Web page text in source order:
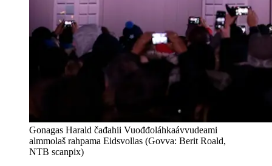
Gonagas Harald čađahii Vuođđoláhkaávvudeami
almmolaš rahpama Eidsvollas (Govva: Berit Roald,
NTB scanpix)